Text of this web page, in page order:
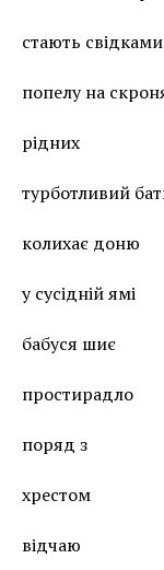
стають свідками
попелу на
рідних
турботливий
колихає доню
у сусідній ямі
бабуся шиє
простирадло
поряд з
хрестом
відчаю